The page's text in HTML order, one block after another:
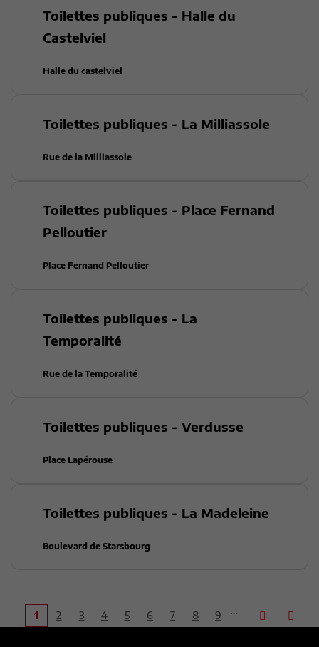
Toilettes publiques - Halle du
Castelviel
Halle du castelviel
Toilettes publiques - La Milliassole
Rue de la Milliassole
Toilettes publiques - Place Fernand
Pelloutier
Place Fernand Pelloutier
Toilettes publiques - La
Temporalité
Rue de la Temporalité
Toilettes publiques - Verdusse
Place Lapérouse
Toilettes publiques - La Madeleine
Boulevard de Starsbourg
1 2 3 4 5 6 7 8 9 …